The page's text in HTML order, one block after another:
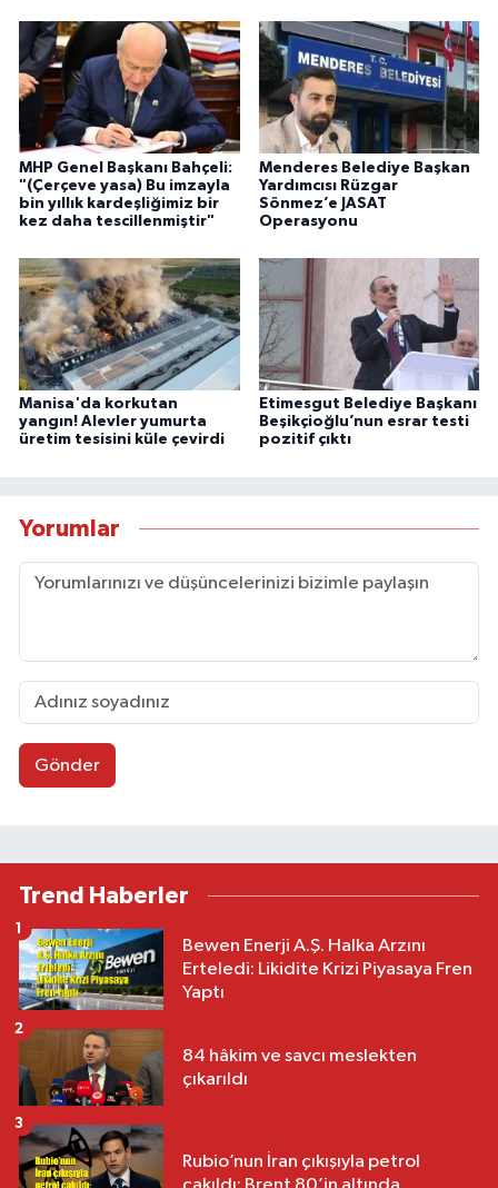
MHP Genel Başkanı Bahçeli:
"(Çerçeve yasa) Bu imzayla
bin yıllık kardeşliğimiz bir
kez daha tescillenmiştir"
Menderes Belediye Başkan
Yardımcısı Rüzgar
Sönmez’e JASAT
Operasyonu
Manisa'da korkutan
yangın! Alevler yumurta
üretim tesisini küle çevirdi
Etimesgut Belediye Başkanı
Beşikçioğlu’nun esrar testi
pozitif çıktı
Yorumlar
Gönder
Trend Haberler
Bewen Enerji A.Ş. Halka Arzını
Erteledi: Likidite Krizi Piyasaya Fren
Yaptı
1
84 hâkim ve savcı meslekten
çıkarıldı
2
Rubio’nun İran çıkışıyla petrol
3